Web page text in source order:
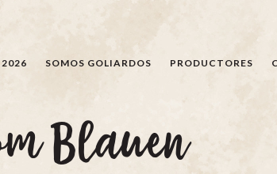
SOMOS GOLIARDOS PRODUCTORES
Blauen